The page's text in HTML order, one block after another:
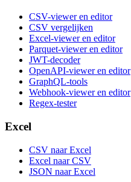
CSV-viewer en editor
CSV vergelijken
Excel-viewer en editor
Parquet-viewer en editor
JWT-decoder
OpenAPI-viewer en editor
GraphQL-tools
Webhook-viewer en editor
Regex-tester
Excel
CSV naar Excel
Excel naar CSV
JSON naar Excel